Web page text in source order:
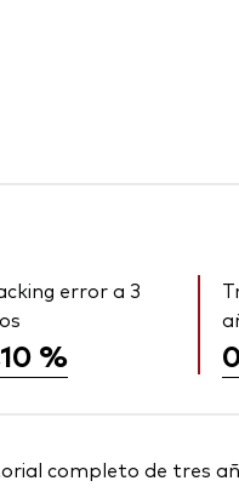
error a 3
%
completo de tres